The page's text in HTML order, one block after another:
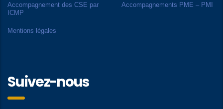
Accompagnement des CSE par
ICMP
Accompagnements PME – PMI
Mentions légales
Suivez-nous